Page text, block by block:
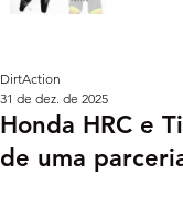
Honda HRC e
de uma
DirtAction
31 de dez. de 2025